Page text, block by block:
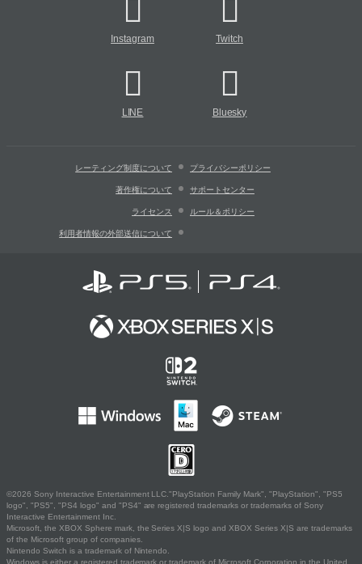
Instagram Twitch
LINE Bluesky
レーティング制度について プライバシーポリシー
著作権について サポートセンター
ライセンス ルール＆ポリシー
利用者情報の外部送信について
©2026 Sony Interactive Entertainment LLC."PlayStation Family Mark", "PlayStation", "PS5
logo", "PS5", "PS4 logo" and "PS4" are registered trademarks or trademarks of Sony
Interactive Entertainment Inc.
Microsoft, the XBOX Sphere mark, the Series X|S logo and XBOX Series X|S are trademarks
of the Microsoft group of companies.
Nintendo Switch is a trademark of Nintendo.
Windows is either a registered trademark or trademark of Microsoft Corporation in the United